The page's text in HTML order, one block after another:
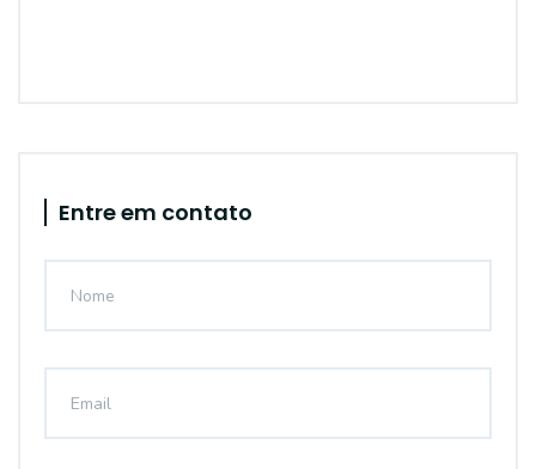
Entre em contato